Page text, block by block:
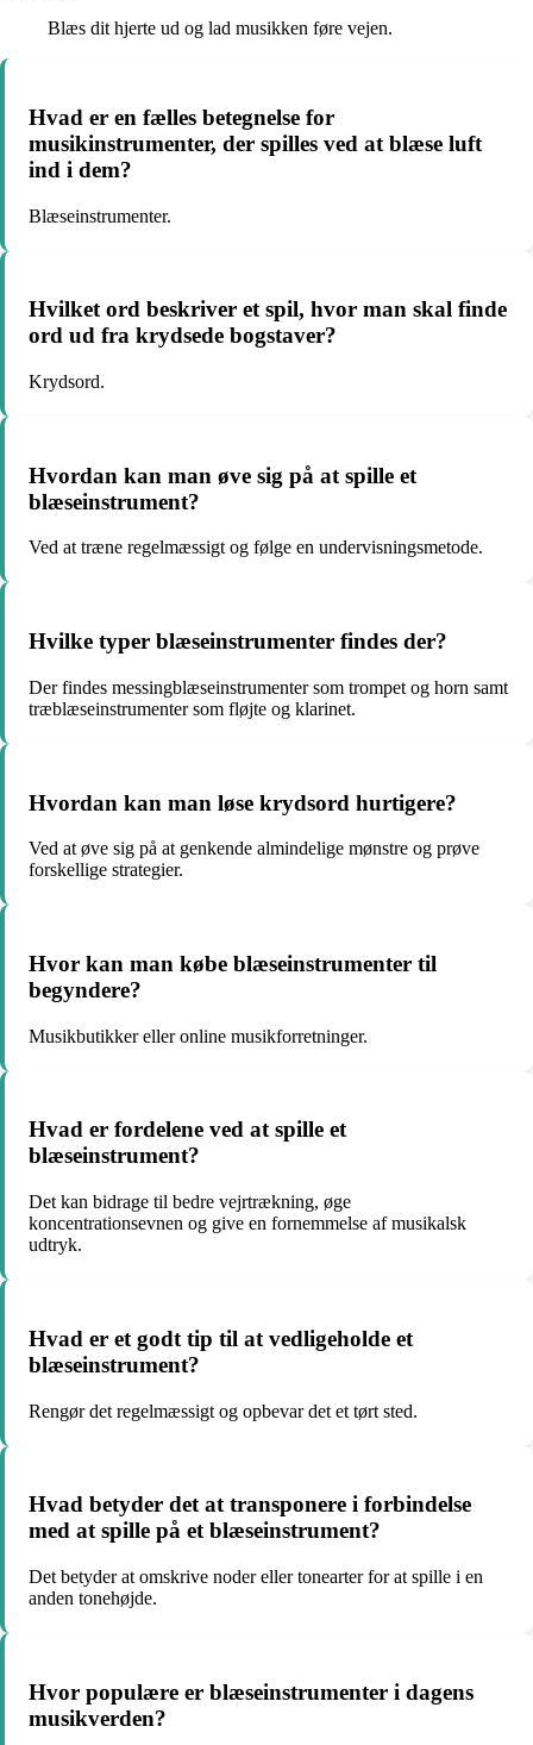
Blæs dit hjerte ud og lad musikken føre vejen.
Hvad er en fælles betegnelse for
musikinstrumenter, der spilles ved at blæse luft
ind i dem?
Blæseinstrumenter.
Hvilket ord beskriver et spil, hvor man skal finde
ord ud fra krydsede bogstaver?
Krydsord.
Hvordan kan man øve sig på at spille et
blæseinstrument?
Ved at træne regelmæssigt og følge en undervisningsmetode.
Hvilke typer blæseinstrumenter findes der?
Der findes messingblæseinstrumenter som trompet og horn samt
træblæseinstrumenter som fløjte og klarinet.
Hvordan kan man løse krydsord hurtigere?
Ved at øve sig på at genkende almindelige mønstre og prøve
forskellige strategier.
Hvor kan man købe blæseinstrumenter til
begyndere?
Musikbutikker eller online musikforretninger.
Hvad er fordelene ved at spille et
blæseinstrument?
Det kan bidrage til bedre vejrtrækning, øge
koncentrationsevnen og give en fornemmelse af musikalsk
udtryk.
Hvad er et godt tip til at vedligeholde et
blæseinstrument?
Rengør det regelmæssigt og opbevar det et tørt sted.
Hvad betyder det at transponere i forbindelse
med at spille på et blæseinstrument?
Det betyder at omskrive noder eller tonearter for at spille i en
anden tonehøjde.
Hvor populære er blæseinstrumenter i dagens
musikverden?